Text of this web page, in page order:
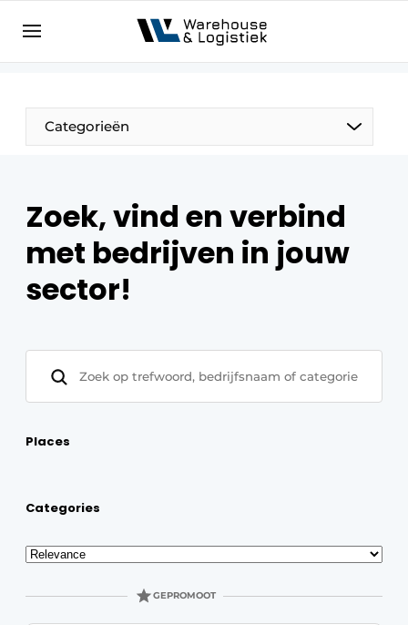
NL EN
Categorieën
Zoek, vind en verbind
met bedrijven in jouw
sector!
Places
Categories
Sort
GEPROMOOT